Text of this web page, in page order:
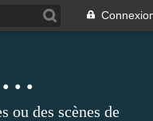
ou des scènes de